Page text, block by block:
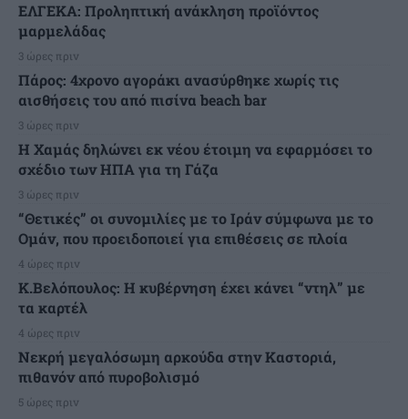
ΕΛΓΕΚΑ: Προληπτική ανάκληση προϊόντος
μαρμελάδας
3 ώρες πριν
Πάρος: 4χρονο αγοράκι ανασύρθηκε χωρίς τις
αισθήσεις του από πισίνα beach bar
3 ώρες πριν
Η Χαμάς δηλώνει εκ νέου έτοιμη να εφαρμόσει το
σχέδιο των ΗΠΑ για τη Γάζα
3 ώρες πριν
“Θετικές” οι συνομιλίες με το Ιράν σύμφωνα με το
Ομάν, που προειδοποιεί για επιθέσεις σε πλοία
4 ώρες πριν
Κ.Βελόπουλος: Η κυβέρνηση έχει κάνει “ντηλ” με
τα καρτέλ
4 ώρες πριν
Νεκρή μεγαλόσωμη αρκούδα στην Καστοριά,
πιθανόν από πυροβολισμό
5 ώρες πριν